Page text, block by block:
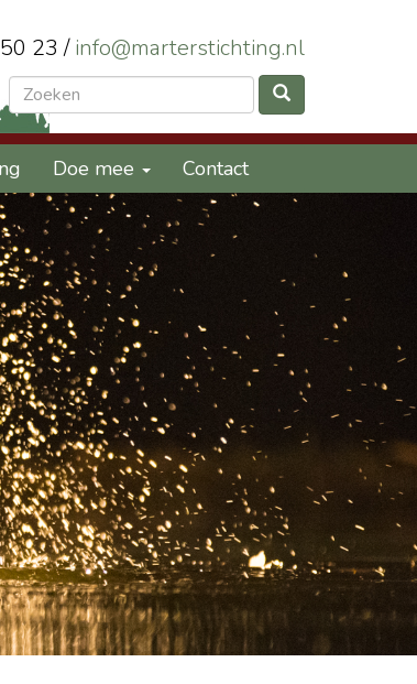
23 /info@marterstichting.nl
Doe mee Contact